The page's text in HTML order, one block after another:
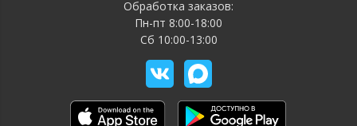
Обработка заказов:
Пн-пт 8:00-18:00
Сб 10:00-13:00